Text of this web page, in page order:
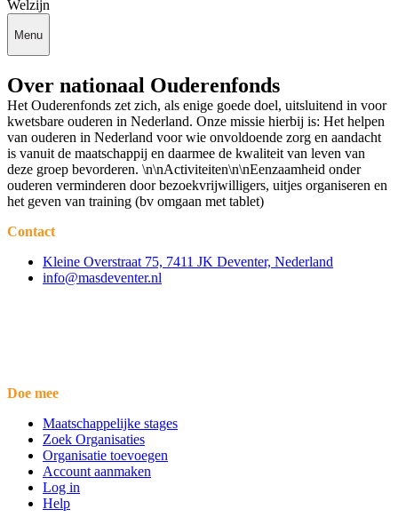
Welzijn
Menu
Over nationaal Ouderenfonds
Het Ouderenfonds zet zich, als enige goede doel, uitsluitend in voor
kwetsbare ouderen in Nederland. Onze missie hierbij is: Het helpen
van ouderen in Nederland voor wie onvoldoende zorg en aandacht
is vanuit de maatschappij en daarmee de kwaliteit van leven van
deze groep bevorderen. \n\nActiviteiten\n\nEenzaamheid onder
ouderen verminderen door bezoekvrijwilligers, uitjes organiseren en
het geven van training (bv omgaan met tablet)
Contact
Kleine Overstraat 75, 7411 JK Deventer, Nederland
info@masdeventer.nl
Doe mee
Maatschappelijke stages
Zoek Organisaties
Organisatie toevoegen
Account aanmaken
Log in
Help